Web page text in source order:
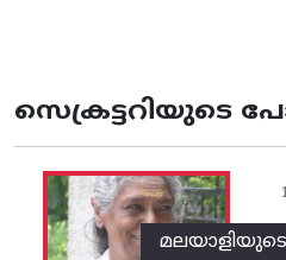
സെക്രട്ടറിയുടെ